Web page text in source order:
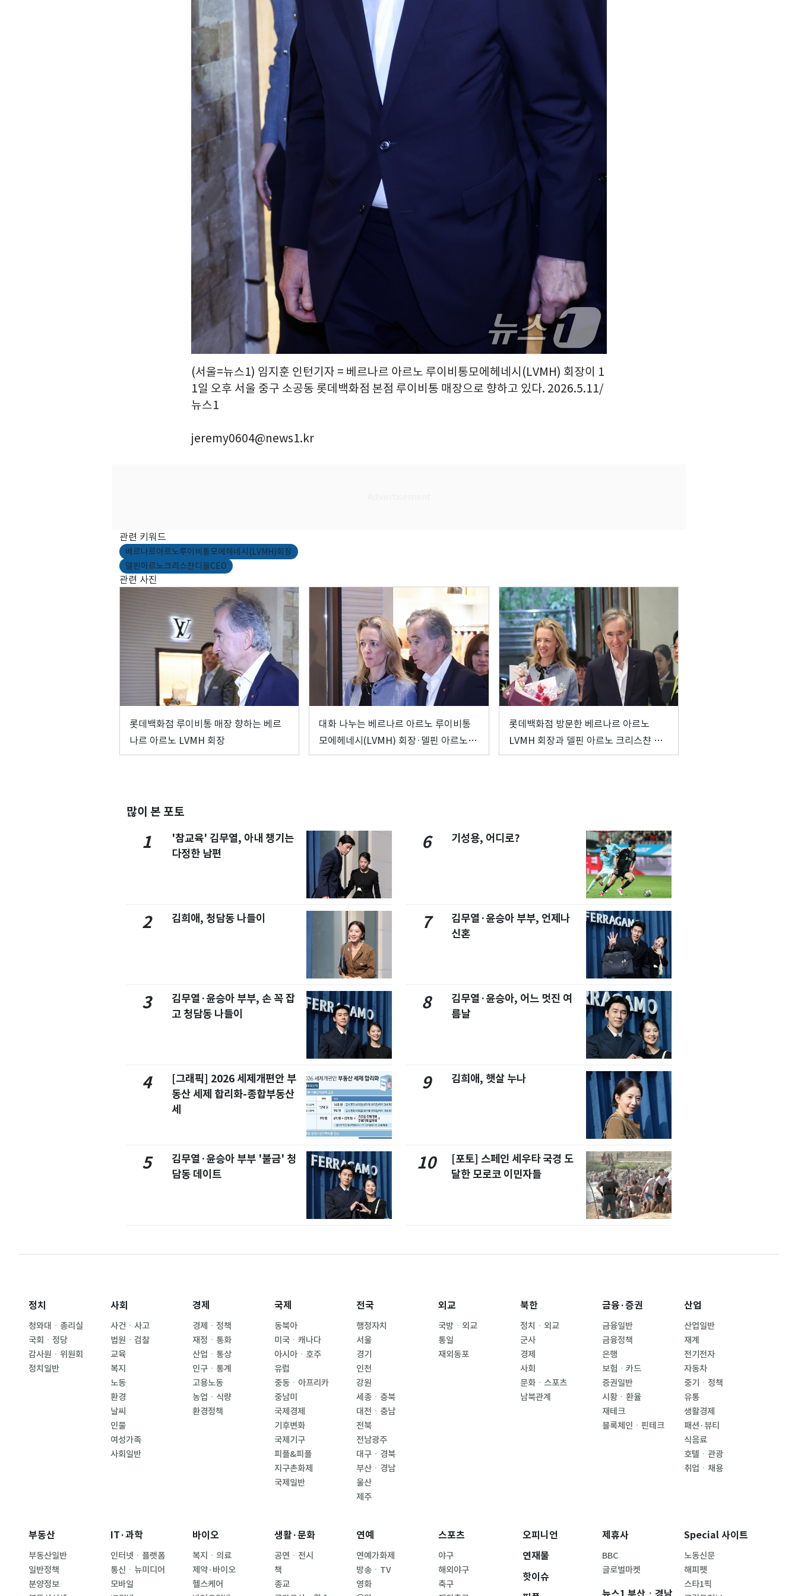
(서울=뉴스1) 임지훈 인턴기자 = 베르나르 아르노 루이비통모에헤네시(LVMH) 회장이 1
1일 오후 서울 중구 소공동 롯데백화점 본점 루이비통 매장으로 향하고 있다. 2026.5.11/
뉴스1
jeremy0604@news1.kr
관련 키워드
베르나르아르노루이비통모에헤네시(LVMH)회장
델핀아르노크리스챤디올CEO
관련 사진
롯데백화점 루이비통 매장 향하는 베르
나르 아르노 LVMH 회장
대화 나누는 베르나르 아르노 루이비통
모에헤네시(LVMH) 회장·델핀 아르노
크리스챤 디올 CEO
롯데백화점 방문한 베르나르 아르노
LVMH 회장과 델핀 아르노 크리스챤 디
올 CEO
많이 본 포토
1
'참교육' 김무열, 아내 챙기는
다정한 남편
2 김희애, 청담동 나들이
3
김무열·윤승아 부부, 손 꼭 잡
고 청담동 나들이
4
[그래픽] 2026 세제개편안 부
동산 세제 합리화-종합부동산
세
5
김무열·윤승아 부부 '불금' 청
담동 데이트
6 기성용, 어디로?
7
김무열·윤승아 부부, 언제나
신혼
8
김무열·윤승아, 어느 멋진 여
름날
9 김희애, 햇살 누나
10
[포토] 스페인 세우타 국경 도
달한 모로코 이민자들
정치
청와대ㆍ총리실
국회ㆍ정당
감사원ㆍ위원회
정치일반
사회
사건ㆍ사고
법원ㆍ검찰
교육
복지
노동
환경
날씨
인물
여성가족
사회일반
경제
경제ㆍ정책
재정ㆍ통화
산업ㆍ통상
인구ㆍ통계
고용노동
농업ㆍ식량
환경정책
국제
동북아
미국ㆍ캐나다
아시아ㆍ호주
유럽
중동ㆍ아프리카
중남미
국제경제
기후변화
국제기구
피플&피플
지구촌화제
국제일반
전국
행정자치
서울
경기
인천
강원
세종ㆍ충북
대전ㆍ충남
전북
전남광주
대구ㆍ경북
부산ㆍ경남
울산
제주
외교
국방ㆍ외교
통일
재외동포
북한
정치ㆍ외교
군사
경제
사회
문화ㆍ스포츠
남북관계
금융·증권
금융일반
금융정책
은행
보험ㆍ카드
증권일반
시황ㆍ환율
재테크
블록체인ㆍ핀테크
산업
산업일반
재계
전기전자
자동차
중기ㆍ정책
유통
생활경제
패션·뷰티
식음료
호텔ㆍ관광
취업ㆍ채용
부동산
부동산일반
일반정책
분양정보
IT·과학
인터넷ㆍ플랫폼
통신ㆍ뉴미디어
모바일
바이오
복지ㆍ의료
제약·바이오
헬스케어
생활·문화
공연ㆍ전시
책
종교
연예
연예가화제
방송ㆍTV
영화
스포츠
야구
해외야구
축구
오피니언
연재물
핫이슈
제휴사
BBC
글로벌마켓
Special 사이트
노동신문
해피펫
스타1픽